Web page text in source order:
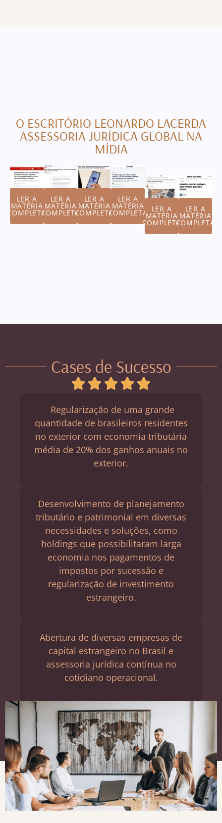
O ESCRITÓRIO LEONARDO LACERDA
ASSESSORIA JURÍDICA GLOBAL NA
MÍDIA
LER A
MATÉRIA
COMPLETA
LER A
MATÉRIA
COMPLETA
LER A
MATÉRIA
COMPLETA
LER A
MATÉRIA
COMPLETA LER A
MATÉRIA
COMPLETA
LER A
MATÉRIA
COMPLETA
Cases de Sucesso
Regularização de uma grande
quantidade de brasileiros residentes
no exterior com economia tributária
média de 20% dos ganhos anuais no
exterior.
Desenvolvimento de planejamento
tributário e patrimonial em diversas
necessidades e soluções, como
holdings que possibilitaram larga
economia nos pagamentos de
impostos por sucessão e
regularização de investimento
estrangeiro.
Abertura de diversas empresas de
capital estrangeiro no Brasil e
assessoria jurídica contínua no
cotidiano operacional.